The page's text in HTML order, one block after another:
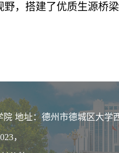
，搭建了优质生源桥
地址：德州市德城区大学
，